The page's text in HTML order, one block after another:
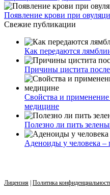
Появление крови при
Свежие публикации
Как передаются
Причины цистита
Свойства и
медицине
Полезно ли пить
Аденоиды у человека –
Лицензия | Политика